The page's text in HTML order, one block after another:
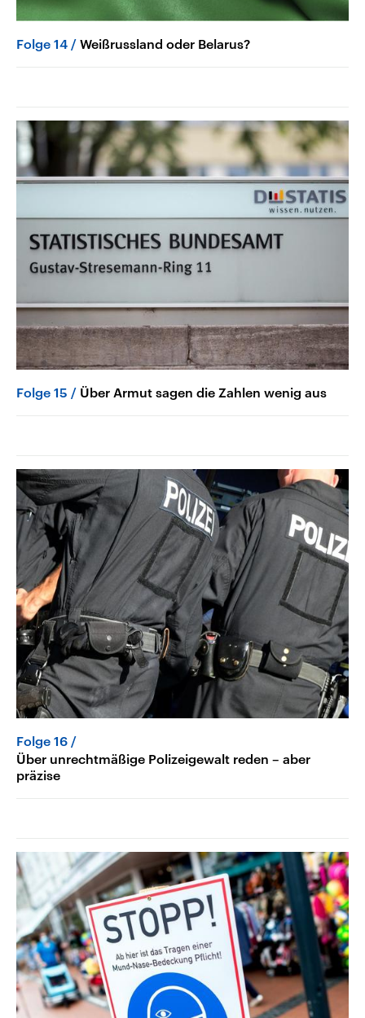
Folge 14 Weißrussland oder Belarus?
Folge 15 Über Armut sagen die Zahlen wenig aus
Folge 16
Über unrechtmäßige Polizeigewalt reden – aber
präzise